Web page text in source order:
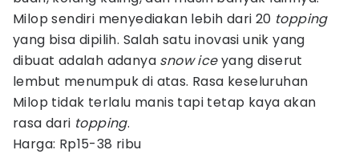
Milop sendiri menyediakan lebih dari 20 topping
yang bisa dipilih. Salah satu inovasi unik yang
dibuat adalah adanya snow iceyang diserut
lembut menumpuk di atas. Rasa keseluruhan
Milop tidak terlalu manis tapi tetap kaya akan
rasa dari topping.
Harga: Rp15-38 ribu